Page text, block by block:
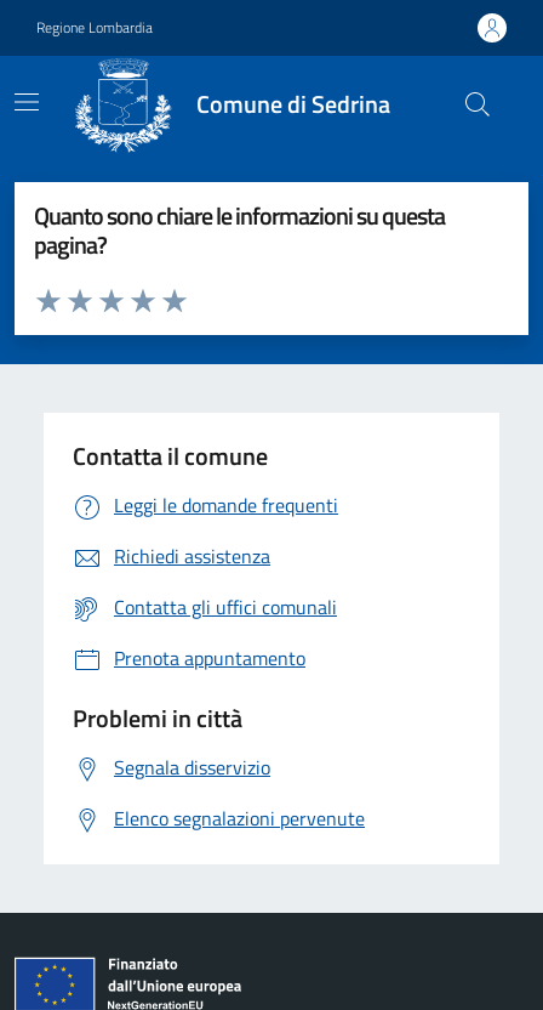
Regione Lombardia
Comune di Sedrina
Quanto sono chiare le informazioni su questa
pagina?
Valuta da 1 a 5 stelle la pagina
Valuta 5 stelle su 5
Valuta 4 stelle su 5
Valuta 3 stelle su 5
Valuta 2 stelle su 5
Valuta 1 stelle su 5
Contatta il comune
Leggi le domande frequenti
Richiedi assistenza
Contatta gli uffici comunali
Prenota appuntamento
Problemi in città
Segnala disservizio
Elenco segnalazioni pervenute